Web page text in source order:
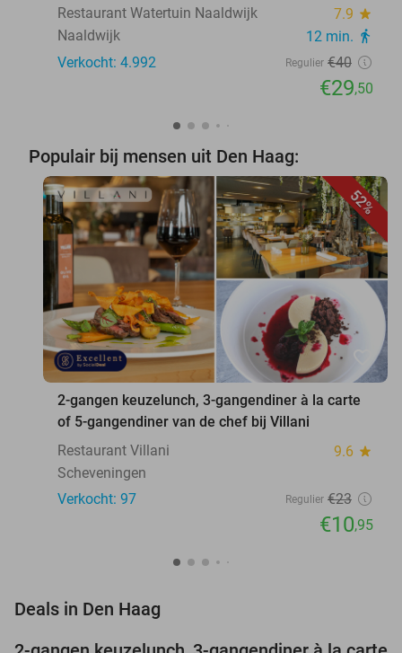
Restaurant Watertuin Naaldwijk
7.9 star
Naaldwijk 12 min. directions_walk
Verkocht: 4.992 Regulier €40
€29,50
Populair bij mensen uit Den Haag:
52%
2-gangen keuzelunch, 3-gangendiner à la carte
of 5-gangendiner van de chef bij Villani
Restaurant Villani
9.6 star
Scheveningen
Verkocht: 97
Regulier €23
€10,95
Deals in Den Haag